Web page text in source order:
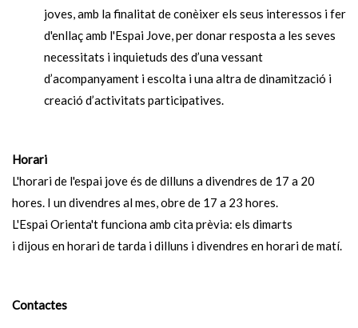
joves, amb la finalitat de conèixer els seus interessos i fer
d'enllaç amb l'Espai Jove, per donar resposta a les seves
necessitats i inquietuds des d’una vessant
d’acompanyament i escolta i una altra de dinamització i
creació d’activitats participatives.
Horari
L'horari de l'espai jove és de dilluns a divendres de 17 a 20
hores. I un divendres al mes, obre de 17 a 23 hores.
L'Espai Orienta't funciona amb cita prèvia: els dimarts
i dijous en horari de tarda i dilluns i divendres en horari de matí.
Contactes